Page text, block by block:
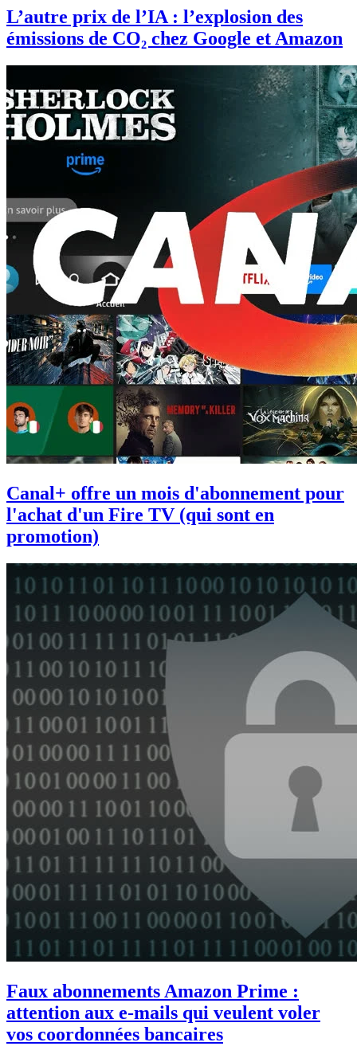
L’autre prix de l’IA : l’explosion des
émissions de CO₂ chez Google et Amazon
Canal+ offre un mois d'abonnement pour
l'achat d'un Fire TV (qui sont en
promotion)
Faux abonnements Amazon Prime :
attention aux e-mails qui veulent voler
vos coordonnées bancaires